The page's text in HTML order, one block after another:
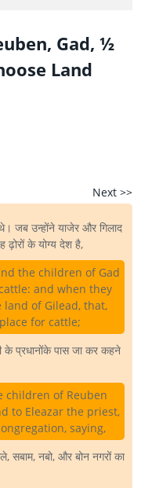
Gad, ½
Land
Next >>
जब उन्होंने याजेर और गिलाद
ढ़ोरों के योग्य देश है,
the children of Gad
and when they
land of Gilead, that,
for cattle;
प्रधानोंके पास जा कर कहने
children of Reuben
to Eleazar the priest,
saying,
सबाम, नबो, और बोन नगरों का